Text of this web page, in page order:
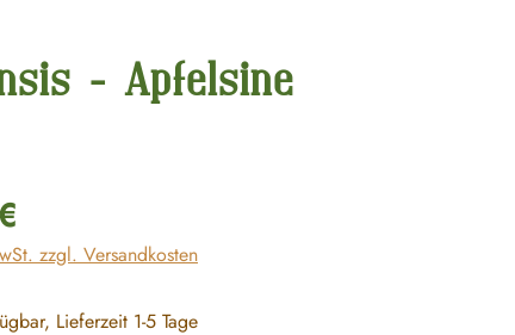
- Apfelsine
zzgl. Versandkosten
Lieferzeit 1-5 Tage